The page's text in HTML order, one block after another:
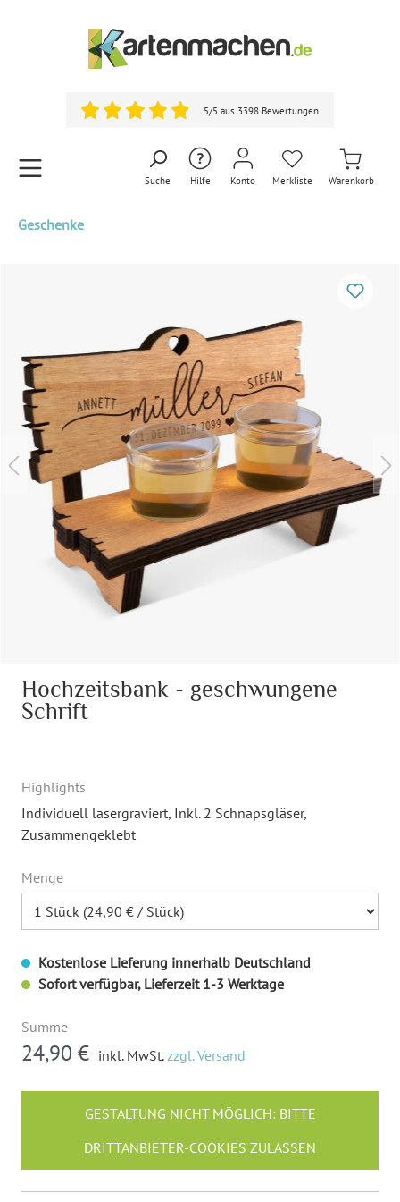
5/5 aus 3398 Bewertungen
Suche Hilfe Konto Merkliste Warenkorb
Geschenke
Hochzeitsbank - geschwungene
Schrift
Highlights
Individuell lasergraviert, Inkl. 2 Schnapsgläser,
Zusammengeklebt
Menge
Kostenlose Lieferung innerhalb Deutschland
Sofort verfügbar, Lieferzeit 1-3 Werktage
Summe
24,90 € inkl. MwSt.zzgl. Versand
GESTALTUNG NICHT MÖGLICH: BITTE
DRITTANBIETER-COOKIES ZULASSEN